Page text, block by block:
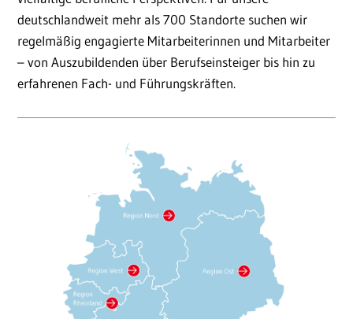
deutschlandweit mehr als 700 Standorte suchen wir
regelmäßig engagierte Mitarbeiterinnen und Mitarbeiter
– von Auszubildenden über Berufseinsteiger bis hin zu
erfahrenen Fach- und Führungskräften.